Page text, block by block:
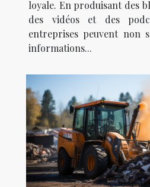
loyale. En produisant des
des vidéos et des
entreprises peuvent non
informations...